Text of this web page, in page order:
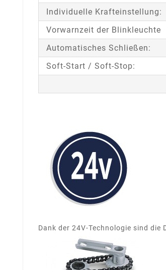
Individuelle Krafteinstellung:
Vorwarnzeit der Blinkleuchte
Automatisches Schließen:
Soft-Start / Soft-Stop:
Dank der 24V-Technologie sind die